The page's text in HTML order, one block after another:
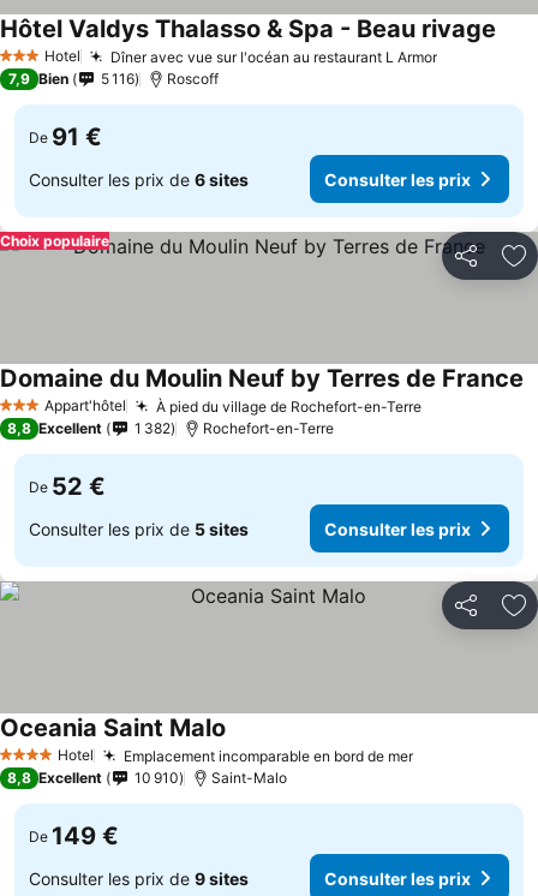
3 ÉtoilesHotel Dîner avec vue sur l'océan au restaurant L Armor
Hôtel Valdys Thalasso & Spa - Beau rivage
7,9 Bien 5 116 Roscoff
De 91 €
Consulter les prix de 6 sites Consulter les prix
Partager
Choix populaire
3 ÉtoilesAppart'hôtel À pied du village de Rochefort-en-Terre
Domaine du Moulin Neuf by Terres de France
8,8 Excellent 1 382 Rochefort-en-Terre
De 52 €
Consulter les prix de 5 sites Consulter les prix
Partager
4 Étoiles Hotel Emplacement incomparable en bord de mer
Oceania Saint Malo
8,8 Excellent 10 910 Saint-Malo
De 149 €
Consulter les prix de 9 sites Consulter les prix